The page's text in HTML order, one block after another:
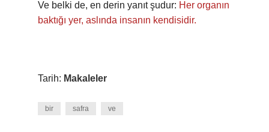
Ve belki de, en derin yanıt şudur: Her organın
baktığı yer, aslında insanın kendisidir.
Tarih: Makaleler
bir safra ve